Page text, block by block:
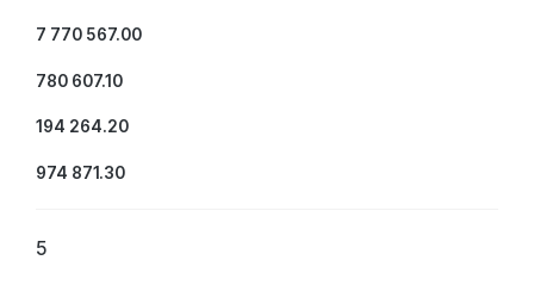
7 770 567.00
780 607.10
194 264.20
974 871.30
5